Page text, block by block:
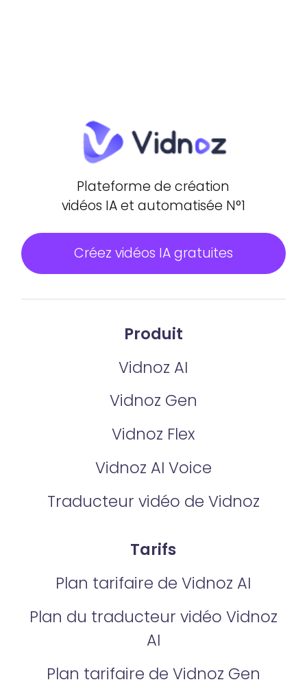
Plateforme de création
vidéos IA et automatisée N°1
Créez vidéos IA gratuites
Produit
Vidnoz AI
Vidnoz Gen
Vidnoz Flex
Vidnoz AI Voice
Traducteur vidéo de Vidnoz
Tarifs
Plan tarifaire de Vidnoz AI
Plan du traducteur vidéo Vidnoz
AI
Plan tarifaire de Vidnoz Gen